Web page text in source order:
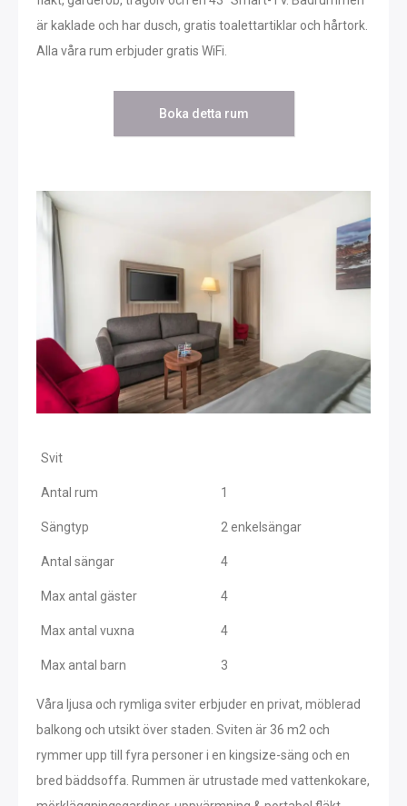
är kaklade och har dusch, gratis toalettartiklar och hårtork.
Alla våra rum erbjuder gratis WiFi.
Boka detta rum
Svit
Antal rum 1
Sängtyp 2 enkelsängar
Antal sängar 4
Max antal gäster 4
Max antal vuxna 4
Max antal barn 3
Våra ljusa och rymliga sviter erbjuder en privat, möblerad
balkong och utsikt över staden. Sviten är 36 m2 och
rymmer upp till fyra personer i en kingsize-säng och en
bred bäddsoffa. Rummen är utrustade med vattenkokare,